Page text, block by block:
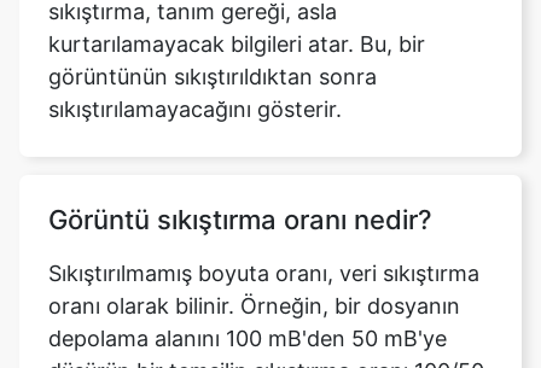
sıkıştırılamayacağını gösterir.
Görüntü sıkıştırma oranı nedir?
oranı olarak bilinir. Örneğin, bir dosyanın
düşürün bir temsilin sıkıştırma oranı 100/50
= 2, genellikle açık bir oran, 2:1 veya örtük
oran olarak 2/1 olarak gösterilir.